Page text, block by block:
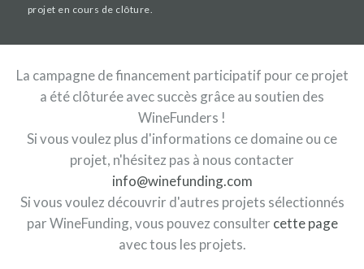
projet en cours de clôture.
La campagne de financement participatif pour ce projet
a été clôturée avec succès grâce au soutien des
WineFunders !
Si vous voulez plus d'informations ce domaine ou ce
projet, n'hésitez pas à nous contacter
info@winefunding.com
Si vous voulez découvrir d'autres projets sélectionnés
par WineFunding, vous pouvez consulter cette page
avec tous les projets.